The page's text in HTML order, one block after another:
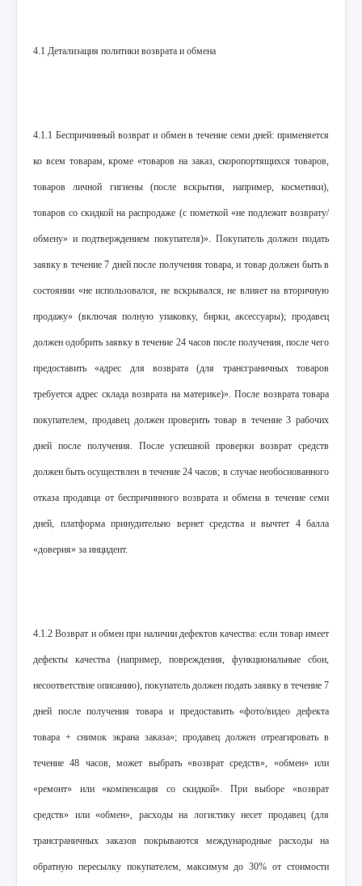
4.1 Детализация политики возврата и обмена
4.1.1 Беспричинный возврат и обмен в течение семи дней: применяется
ко всем товарам, кроме «товаров на заказ, скоропортящихся товаров,
товаров личной гигиены (после вскрытия, например, косметики),
товаров со скидкой на распродаже (с пометкой «не подлежит возврату/
обмену» и подтверждением покупателя)». Покупатель должен подать
заявку в течение 7 дней после получения товара, и товар должен быть в
состоянии «не использовался, не вскрывался, не влияет на вторичную
продажу» (включая полную упаковку, бирки, аксессуары); продавец
должен одобрить заявку в течение 24 часов после получения, после чего
предоставить «адрес для возврата (для трансграничных товаров
требуется адрес склада возврата на материке)». После возврата товара
покупателем, продавец должен проверить товар в течение 3 рабочих
дней после получения. После успешной проверки возврат средств
должен быть осуществлен в течение 24 часов; в случае необоснованного
отказа продавца от беспричинного возврата и обмена в течение семи
дней, платформа принудительно вернет средства и вычтет 4 балла
«доверия» за инцидент.
4.1.2 Возврат и обмен при наличии дефектов качества: если товар имеет
дефекты качества (например, повреждения, функциональные сбои,
несоответствие описанию), покупатель должен подать заявку в течение 7
дней после получения товара и предоставить «фото/видео дефекта
товара + снимок экрана заказа»; продавец должен отреагировать в
течение 48 часов, может выбрать «возврат средств», «обмен» или
«ремонт» или «компенсация со скидкой». При выборе «возврат
средств» или «обмен», расходы на логистику несет продавец (для
трансграничных заказов покрываются международные расходы на
обратную пересылку покупателем, максимум до 30% от стоимости